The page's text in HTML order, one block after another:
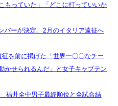
もっていた」「どこに打っていいか
バーが決定。2月のイタリア遠征へ
を前に掲げた「世界一〇〇なチー
かせられるんだ」と女子キャプテン
井全中男子最終順位と全試合結